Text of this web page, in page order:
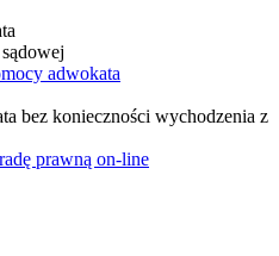
adwokata
bez konieczności wychodzenia z
prawną on-line